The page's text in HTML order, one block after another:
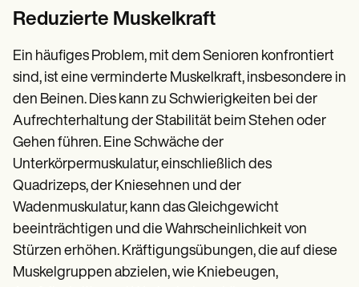
Reduzierte Muskelkraft
Ein häufiges Problem, mit dem Senioren konfrontiert
sind, ist eine verminderte Muskelkraft, insbesondere in
den Beinen. Dies kann zu Schwierigkeiten bei der
Aufrechterhaltung der Stabilität beim Stehen oder
Gehen führen. Eine Schwäche der
Unterkörpermuskulatur, einschließlich des
Quadrizeps, der Kniesehnen und der
Wadenmuskulatur, kann das Gleichgewicht
beeinträchtigen und die Wahrscheinlichkeit von
Stürzen erhöhen. Kräftigungsübungen, die auf diese
Muskelgruppen abzielen, wie Kniebeugen,